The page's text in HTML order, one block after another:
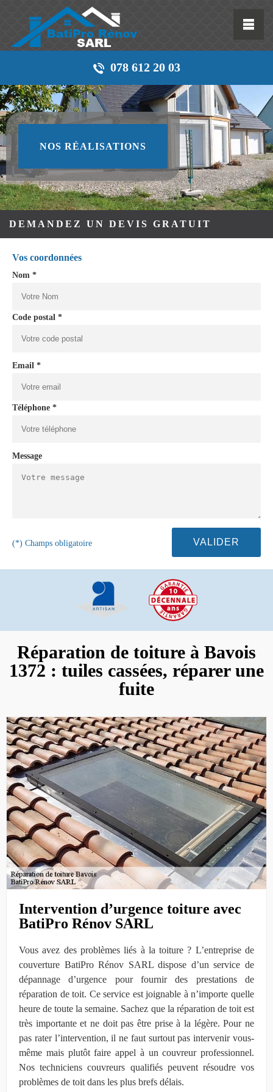
078 612 20 03
NOS RÉALISATIONS
DEMANDEZ UN DEVIS GRATUIT
Vos coordonnées
Nom *
Code postal *
Email *
Téléphone *
Message
(*) Champs obligatoire
Réparation de toiture à Bavois
1372 : tuiles cassées, réparer une
fuite
Intervention d’urgence toiture avec
BatiPro Rénov SARL
Vous avez des problèmes liés à la toiture ? L’entreprise de
couverture BatiPro Rénov SARL dispose d’un service de
dépannage d’urgence pour fournir des prestations de
réparation de toit. Ce service est joignable à n’importe quelle
heure de toute la semaine. Sachez que la réparation de toit est
très importante et ne doit pas être prise à la légère. Pour ne
pas rater l’intervention, il ne faut surtout pas intervenir vous-
même mais plutôt faire appel à un couvreur professionnel.
Nos techniciens couvreurs qualifiés peuvent résoudre vos
problèmes de toit dans les plus brefs délais.